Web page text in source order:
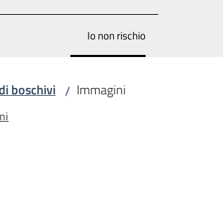
Io non rischio
Menu selezionato
boschivi / Immagini